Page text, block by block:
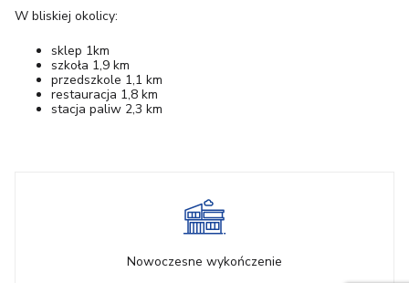
W bliskiej okolicy:
sklep 1km
szkoła 1,9 km
przedszkole 1,1 km
restauracja 1,8 km
stacja paliw 2,3 km
Nowoczesne wykończenie